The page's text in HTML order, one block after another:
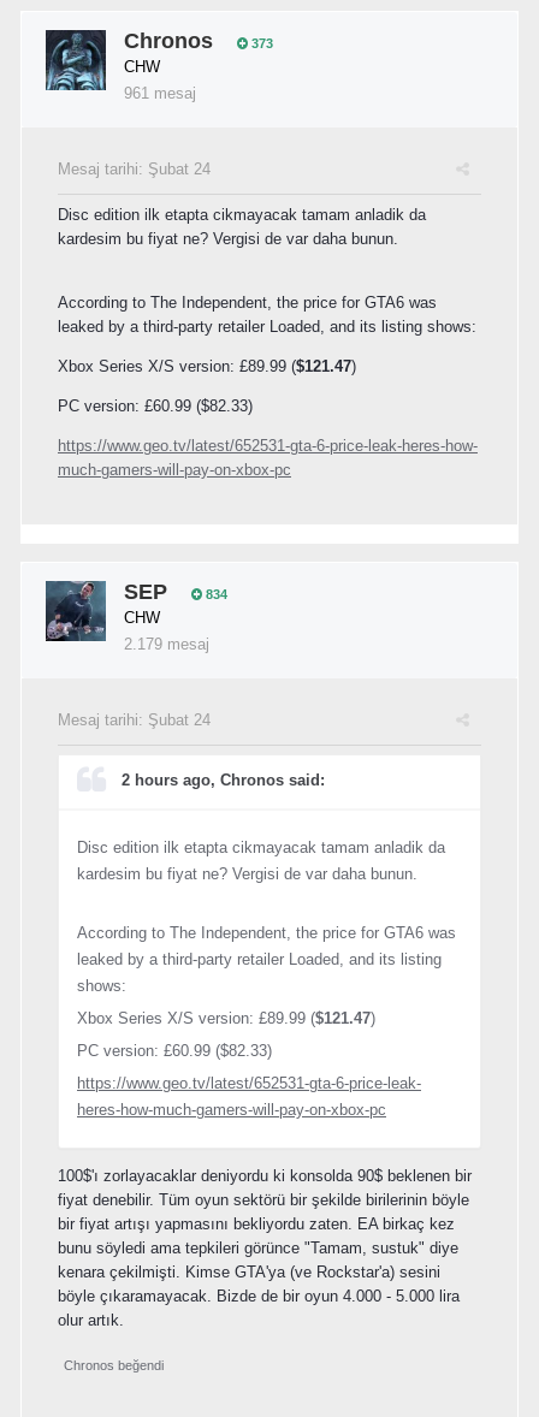
Chronos 373
CHW
961 mesaj
Mesaj tarihi: Şubat 24
Disc edition ilk etapta cikmayacak tamam anladik da
kardesim bu fiyat ne? Vergisi de var daha bunun.
According to The Independent, the price for GTA6 was
leaked by a third-party retailer Loaded, and its listing shows:
Xbox Series X/S version: £89.99 ($121.47)
PC version: £60.99 ($82.33)
https://www.geo.tv/latest/652531-gta-6-price-leak-heres-how-
much-gamers-will-pay-on-xbox-pc
SEP 834
CHW
2.179 mesaj
Mesaj tarihi: Şubat 24
2 hours ago, Chronos said:
Disc edition ilk etapta cikmayacak tamam anladik da
kardesim bu fiyat ne? Vergisi de var daha bunun.
According to The Independent, the price for GTA6 was
leaked by a third-party retailer Loaded, and its listing
shows:
Xbox Series X/S version: £89.99 ($121.47)
PC version: £60.99 ($82.33)
https://www.geo.tv/latest/652531-gta-6-price-leak-
heres-how-much-gamers-will-pay-on-xbox-pc
100$'ı zorlayacaklar deniyordu ki konsolda 90$ beklenen bir
fiyat denebilir. Tüm oyun sektörü bir şekilde birilerinin böyle
bir fiyat artışı yapmasını bekliyordu zaten. EA birkaç kez
bunu söyledi ama tepkileri görünce "Tamam, sustuk" diye
kenara çekilmişti. Kimse GTA'ya (ve Rockstar'a) sesini
böyle çıkaramayacak. Bizde de bir oyun 4.000 - 5.000 lira
olur artık.
Chronos beğendi